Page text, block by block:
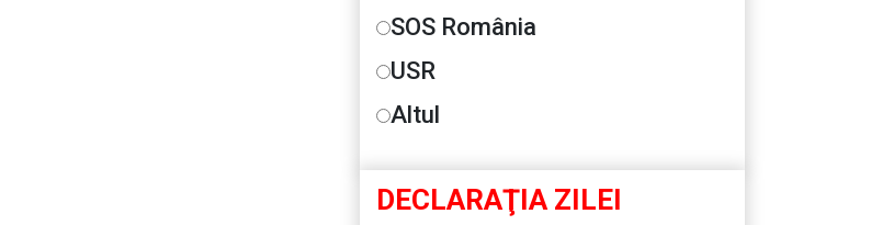
SOS România
USR
Altul
DECLARAŢIA ZILEI